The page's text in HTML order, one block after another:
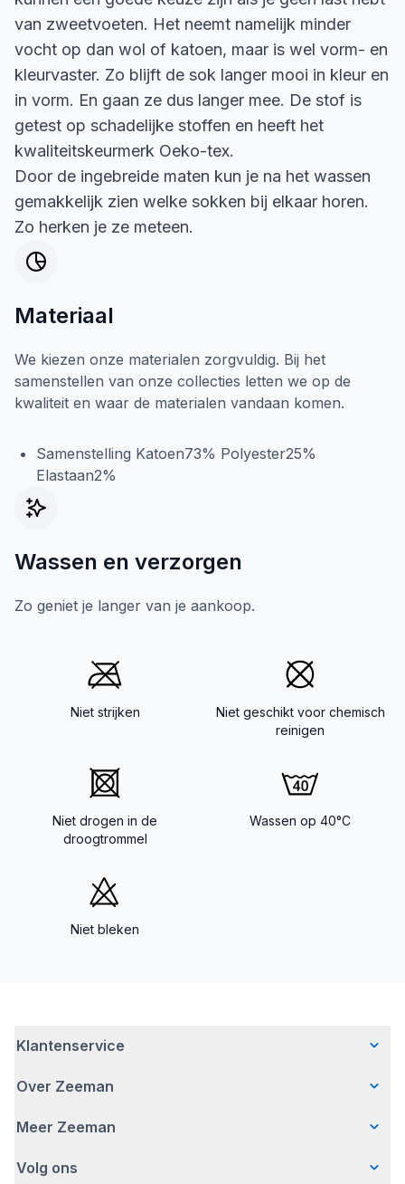
van zweetvoeten. Het neemt namelijk minder
vocht op dan wol of katoen, maar is wel vorm- en
kleurvaster. Zo blijft de sok langer mooi in kleur en
in vorm. En gaan ze dus langer mee. De stof is
getest op schadelijke stoffen en heeft het
kwaliteitskeurmerk Oeko-tex.
Door de ingebreide maten kun je na het wassen
gemakkelijk zien welke sokken bij elkaar horen.
Zo herken je ze meteen.
Materiaal
We kiezen onze materialen zorgvuldig. Bij het
samenstellen van onze collecties letten we op de
kwaliteit en waar de materialen vandaan komen.
Samenstelling Katoen73% Polyester25%
Elastaan2%
Wassen en verzorgen
Zo geniet je langer van je aankoop.
Niet strijken
Niet geschikt voor chemisch
reinigen
Niet drogen in de
droogtrommel
Wassen op 40°C
Niet bleken
Klantenservice
Veelgestelde vragen
Bezorgen
Retourneren
Over Zeeman
Wie wij zijn
Hoe wij verantwoord ondernemen
Meer Zeeman
Veiligheidswaarschuwing
Volg ons